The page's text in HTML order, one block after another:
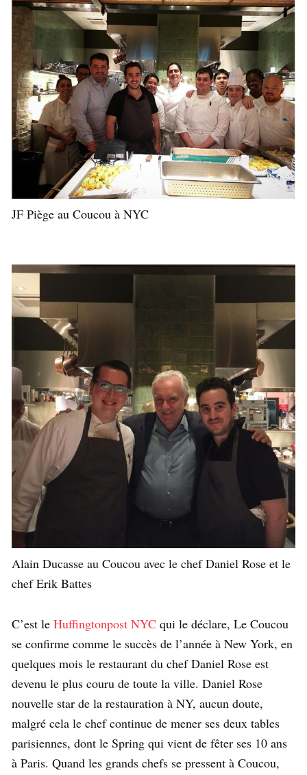
JF Piège au Coucou à NYC
Alain Ducasse au Coucou avec le chef Daniel Rose et le
chef Erik Battes
C’est le Huffingtonpost NYC qui le déclare, Le Coucou
se confirme comme le succès de l’année à New York, en
quelques mois le restaurant du chef Daniel Rose est
devenu le plus couru de toute la ville. Daniel Rose
nouvelle star de la restauration à NY, aucun doute,
malgré cela le chef continue de mener ses deux tables
parisiennes, dont le Spring qui vient de fêter ses 10 ans
à Paris. Quand les grands chefs se pressent à Coucou,